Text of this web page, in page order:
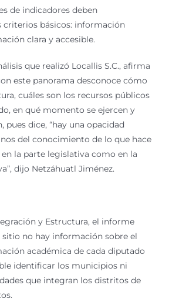
de indicadores deben
básicos: información
clara y accesible.
que realizó Locallis S.C., afirma
este panorama desconoce cómo
cuáles son los recursos públicos
en qué momento se ejercen y
pues dice, “hay una opacidad
del conocimiento de lo que hace
la parte legislativa como en la
dijo Netzáhuatl Jiménez.
y Estructura, el informe
sitio no hay información sobre el
académica de cada diputado
identificar los municipios ni
que integran los distritos de